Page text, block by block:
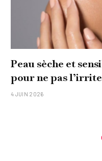
Peau sèche et
pour ne pas
4 JUIN 2026